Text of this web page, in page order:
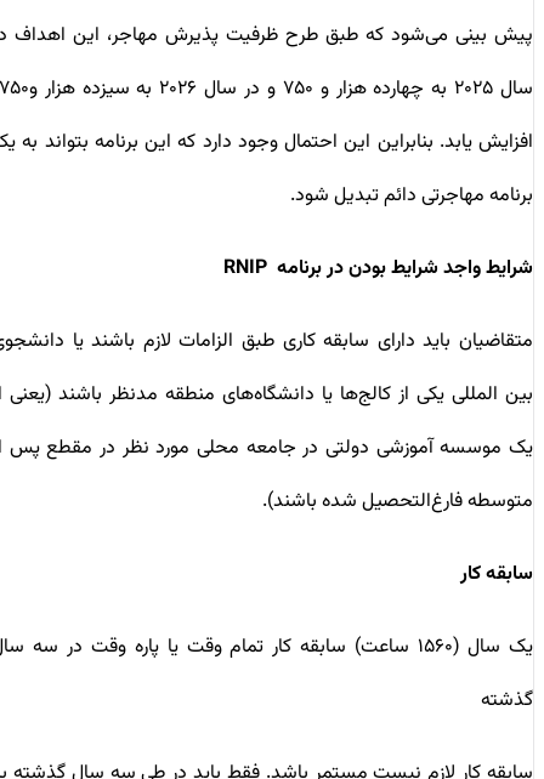
پیش بینی می‌شود که طبق طرح ظرفیت پذیرش مهاجر، این اهداف در
سال ۲۰۲۵ به چهارده هزار و ۷۵۰ و در سال ۲۰۲۶ به سیزده هزار و۷۵۰
افزایش یابد. بنابراین این احتمال وجود دارد که این برنامه بتواند به یک
برنامه مهاجرتی دائم تبدیل شود.
شرایط واجد شرایط بودن در برنامه RNIP
متقاضیان باید دارای سابقه کاری طبق الزامات لازم باشند یا دانشجوی
بین المللی یکی از کالج‌ها یا دانشگاه‌های منطقه مدنظر باشند (یعنی از
یک موسسه آموزشی دولتی در جامعه محلی مورد نظر در مقطع پس از
متوسطه فارغ‌التحصیل شده باشند).
سابقه کار
یک سال (۱۵۶۰ ساعت) سابقه کار تمام وقت یا پاره وقت در سه سال
گذشته